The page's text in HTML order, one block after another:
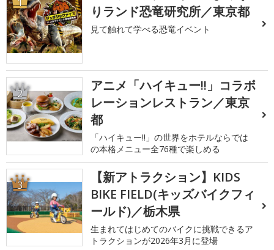
りランド恐竜研究所／東京都
見て触れて学べる恐竜イベント
2
アニメ「ハイキュー!!」コラボ
レーションレストラン／東京
都
「ハイキュー!!」の世界をホテルならでは
の本格メニュー全76種で楽しめる
3
【新アトラクション】KIDS
BIKE FIELD(キッズバイクフィ
ールド)／栃木県
生まれてはじめてのバイクに挑戦できるア
トラクションが2026年3月に登場